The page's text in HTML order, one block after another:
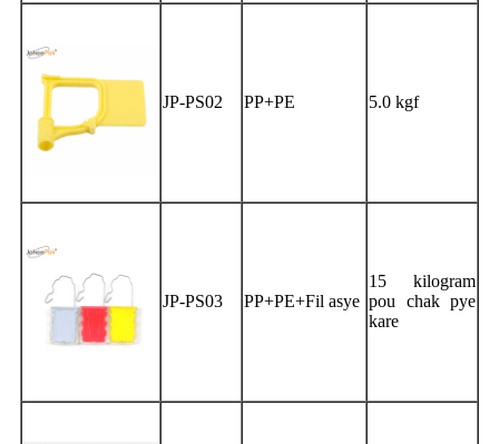
JP-PS02 PP+PE 5.0 kgf
JP-PS03 PP+PE+Fil asye
15 kilogram
pou chak pye
kare